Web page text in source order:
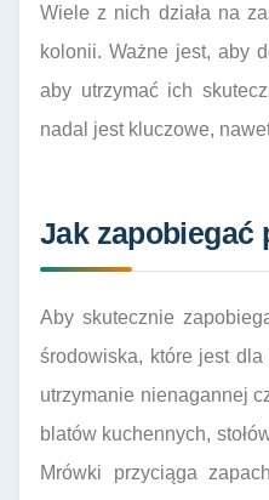
Wiele z nich działa na
kolonii. Ważne jest, aby
aby utrzymać ich
nadal jest kluczowe,
Jak zapobiegać
Aby skutecznie
środowiska, które jest
utrzymanie nienagannej
blatów kuchennych,
Mrówki przyciąga